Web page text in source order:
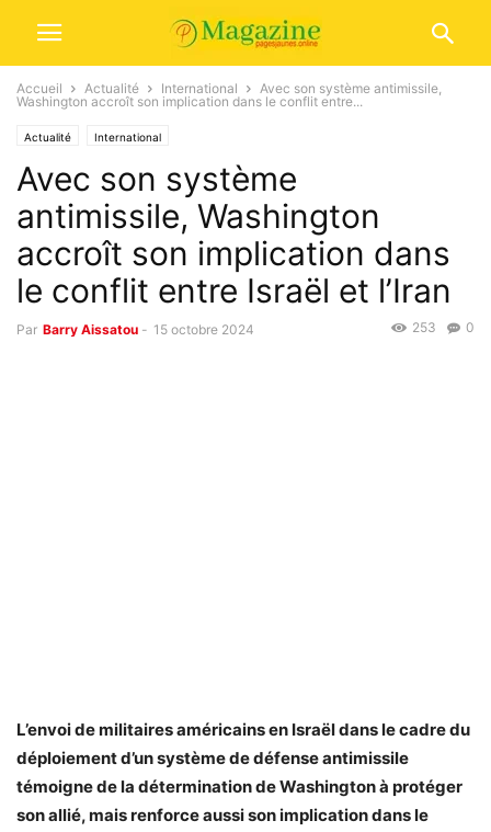
Accueil Actualité International
Avec son système antimissile,
Washington accroît son implication dans le conflit entre...
Actualité International
Avec son système
antimissile, Washington
accroît son implication dans
le conflit entre Israël et l’Iran
Par Barry Aissatou - 15 octobre 2024 0
253
L’envoi de militaires américains en Israël dans le cadre du
déploiement d’un système de défense antimissile
témoigne de la détermination de Washington à protéger
son allié, mais renforce aussi son implication dans le